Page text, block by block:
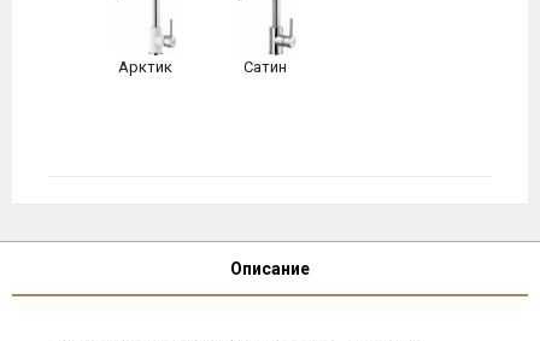
Арктик Сатин
Описание